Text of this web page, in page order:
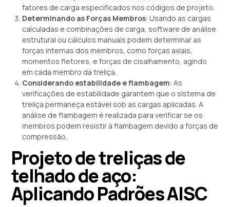
fatores de carga especificados nos códigos de projeto.
Determinando as Forças Membros: Usando as cargas
calculadas e combinações de carga, software de análise
estrutural ou cálculos manuais podem determinar as
forças internas dos membros, como forças axiais,
momentos fletores, e forças de cisalhamento, agindo
em cada membro da treliça.
Considerando estabilidade e flambagem: As
verificações de estabilidade garantem que o sistema de
treliça permaneça estável sob as cargas aplicadas. A
análise de flambagem é realizada para verificar se os
membros podem resistir à flambagem devido a forças de
compressão.
Projeto de treliças de
telhado de aço:
Aplicando Padrões AISC